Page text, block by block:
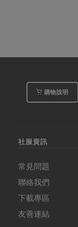
購物說明
社服資訊
常見問題
聯絡我們
下載專區
友善連結